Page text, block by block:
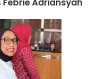
S Deyang
Diri, Ini Alasannya…!